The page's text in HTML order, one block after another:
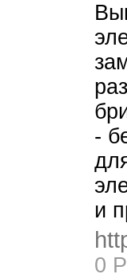
-
и
0